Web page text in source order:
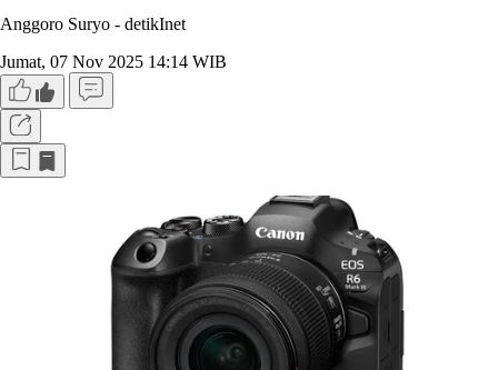
Anggoro Suryo - detikInet
Jumat, 07 Nov 2025 14:14 WIB